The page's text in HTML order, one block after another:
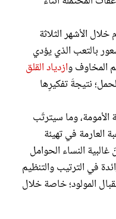
الأشهر الثلاثة
بالتعب الذي يؤدي
المخاوف وازدياد القلق
نتيجةَ تفكيرِها
وما سيترتّب
العارمة في تهيئة
النساء الحوامل
في الترتيب والتنظيم
المولود؛ خاصة خلال